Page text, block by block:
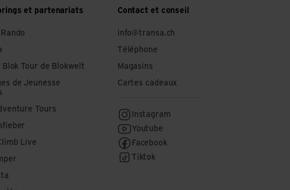
et partenariats
Blok Tour de Blokwelt
de Jeunesse
Tours
Live
Contact et conseil
info@transa.ch
Téléphone
Magasins
Cartes cadeaux
Instagram
Youtube
Facebook
Tiktok